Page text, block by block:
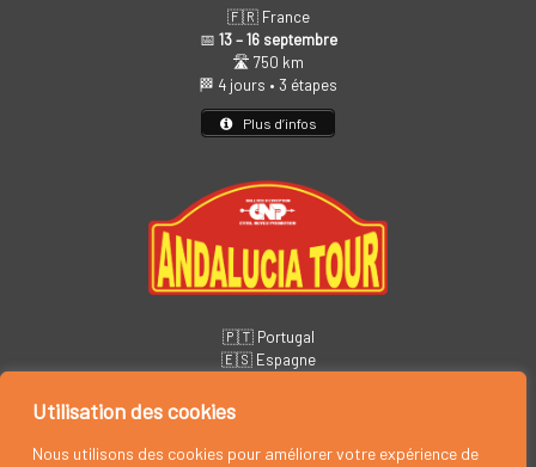
Utilisation des cookies
Nous utilisons des cookies pour améliorer votre expérience de
🇫🇷 France
📅 13 – 16 septembre
🛣️ 750 km
🏁 4 jours • 3 étapes
Plus d’infos
🇵🇹 Portugal
🇪🇸 Espagne
🏁 6 jours • 5 étapes